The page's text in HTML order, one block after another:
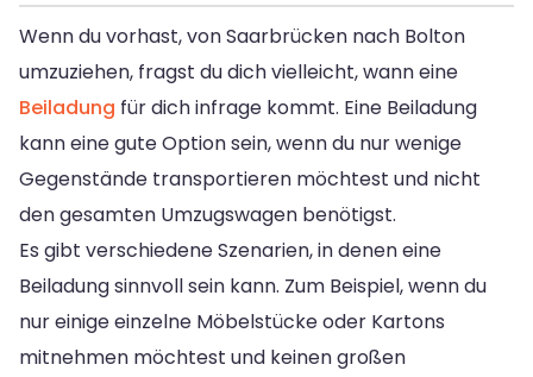
Wenn du vorhast, von Saarbrücken nach Bolton
umzuziehen, fragst du dich vielleicht, wann eine
Beiladung für dich infrage kommt. Eine Beiladung
kann eine gute Option sein, wenn du nur wenige
Gegenstände transportieren möchtest und nicht
den gesamten Umzugswagen benötigst.
Es gibt verschiedene Szenarien, in denen eine
Beiladung sinnvoll sein kann. Zum Beispiel, wenn du
nur einige einzelne Möbelstücke oder Kartons
mitnehmen möchtest und keinen großen